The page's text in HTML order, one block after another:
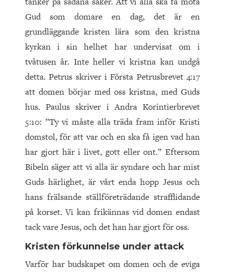
Gud som domare en dag, det är en
grundläggande kristen lära som den kristna
kyrkan i sin helhet har undervisat om i
tvåtusen år. Inte heller vi kristna kan undgå
detta. Petrus skriver i Första Petrusbrevet 4:17
att domen börjar med oss kristna, med Guds
hus. Paulus skriver i Andra Korintierbrevet
5:10: ”Ty vi måste alla träda fram inför Kristi
domstol, för att var och en ska få igen vad han
har gjort här i livet, gott eller ont.” Eftersom
Bibeln säger att vi alla är syndare och har mist
Guds härlighet, är vårt enda hopp Jesus och
hans frälsande ställföreträdande strafflidande
på korset. Vi kan frikännas vid domen endast
tack vare Jesus, och det han har gjort för oss.
Kristen förkunnelse under attack
Varför har budskapet om domen och de eviga